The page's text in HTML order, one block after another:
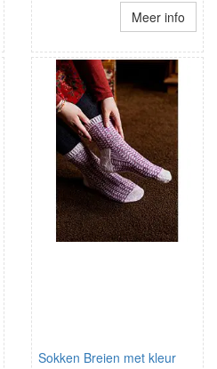
Meer info
Sokken Breien met kleur